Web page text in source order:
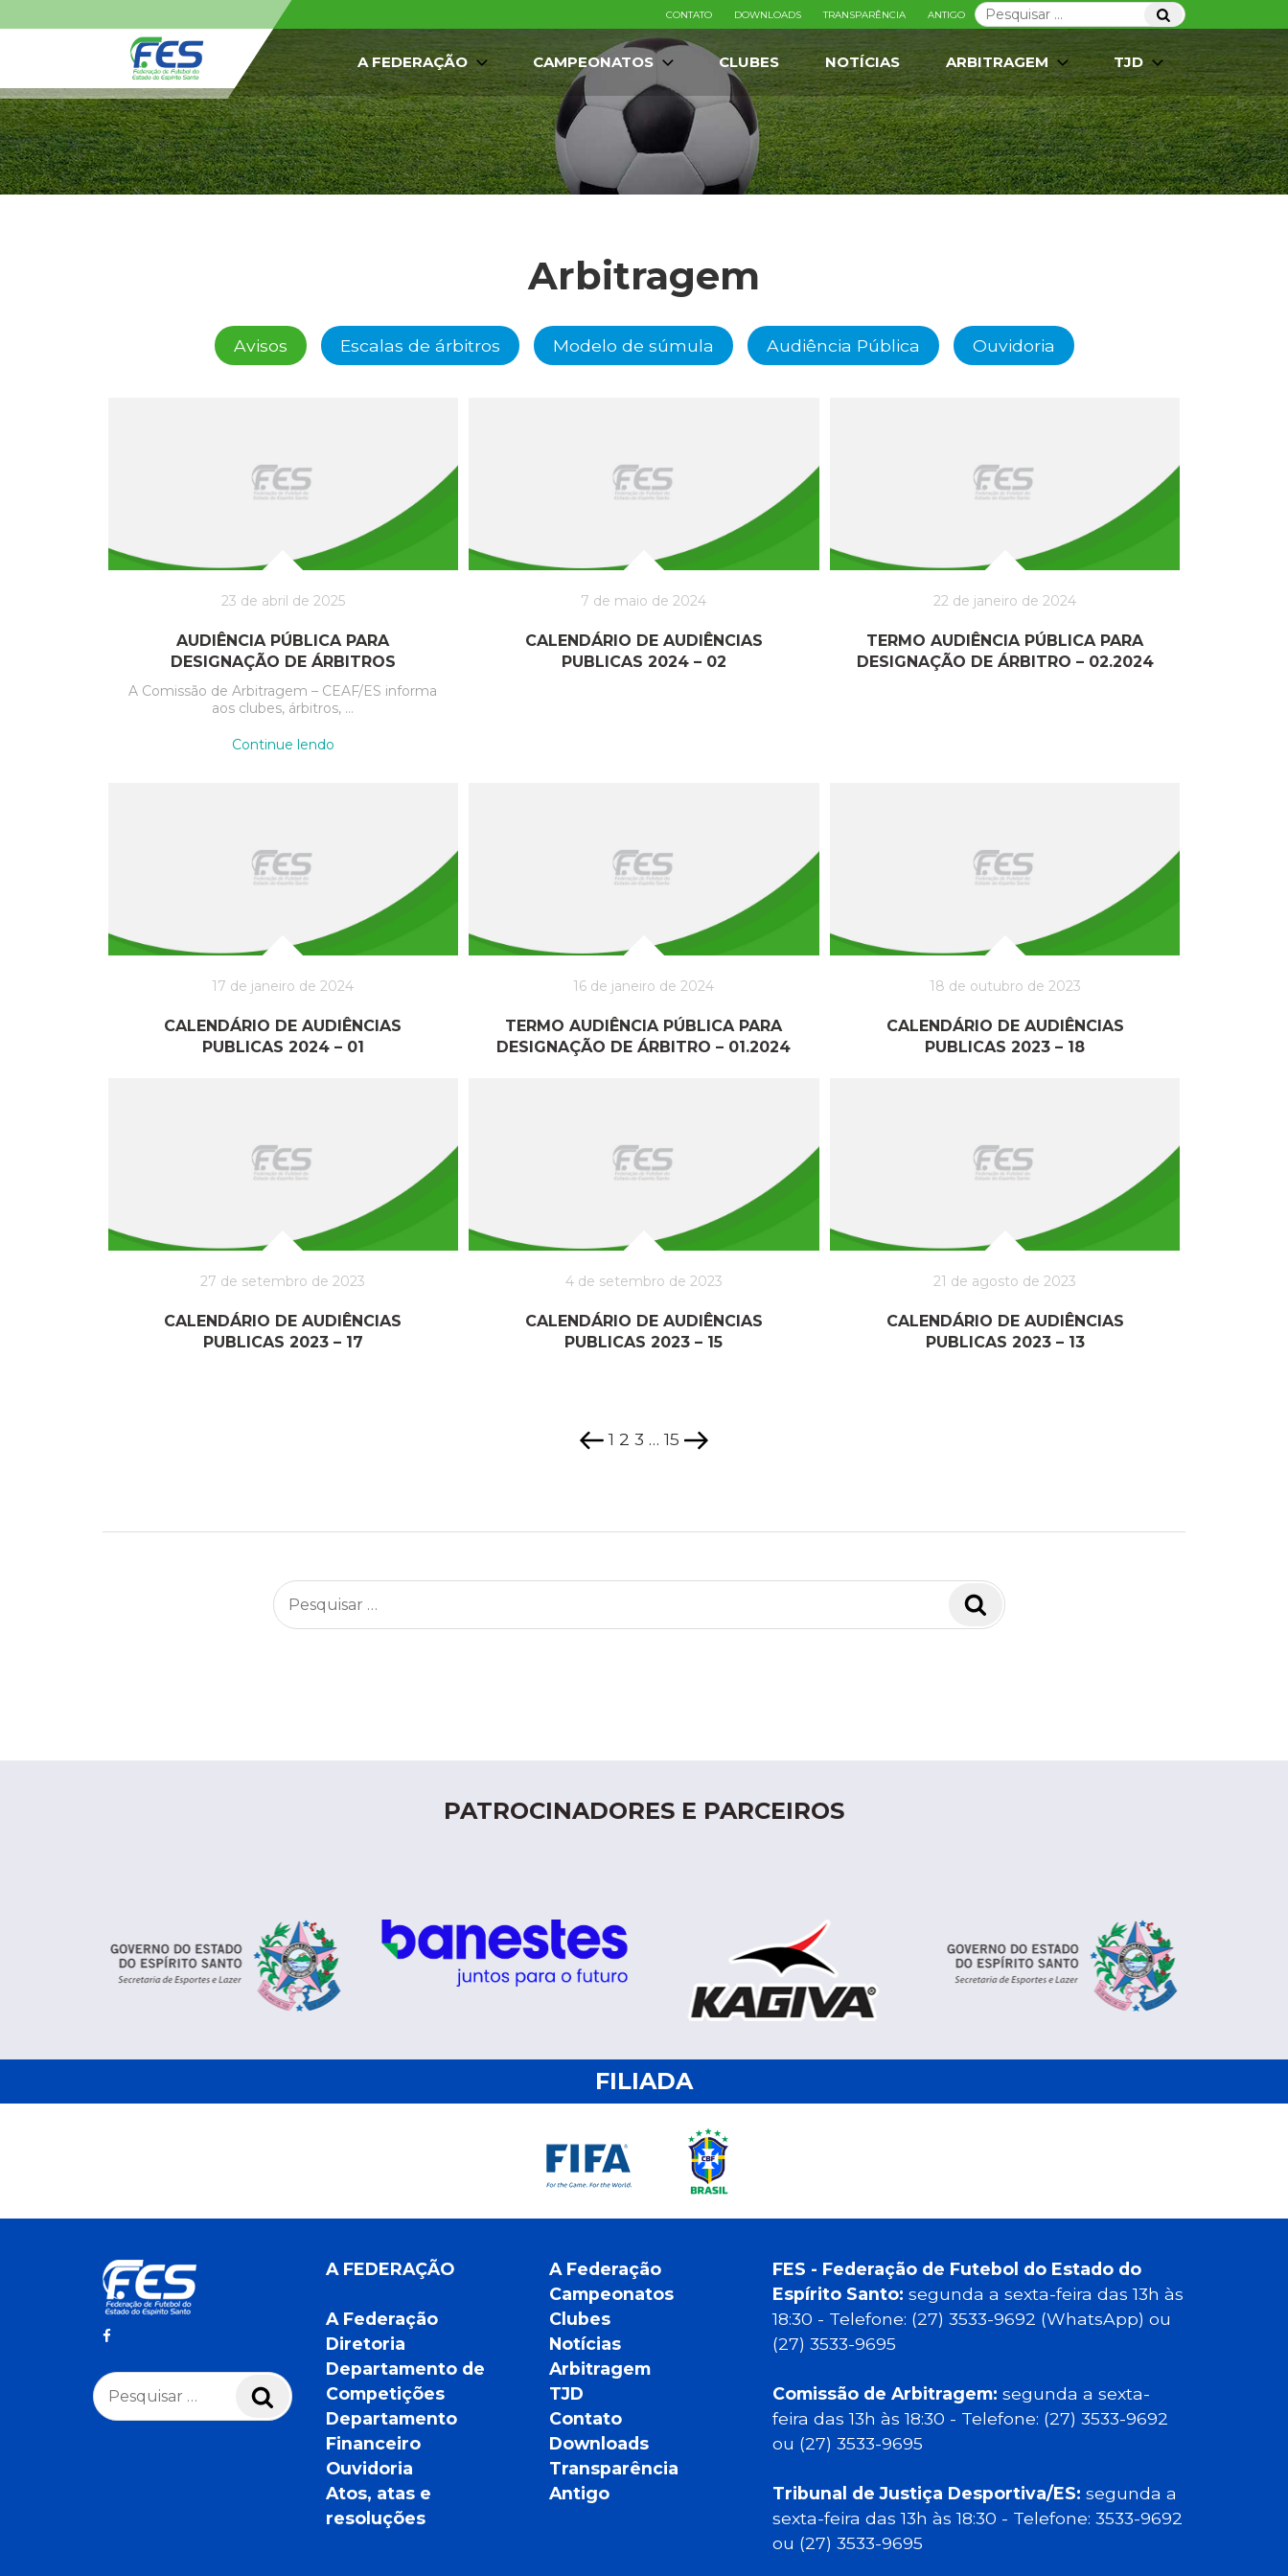
Pesquisar
por:
Pesquisar
CONTATO DOWNLOADS TRANSPARÊNCIA ANTIGO
A FEDERAÇÃO CAMPEONATOS CLUBES NOTÍCIAS ARBITRAGEM TJD
Arbitragem
Avisos Escalas de árbitros Modelo de súmula Audiência Pública Ouvidoria
23 de abril de 2025
AUDIÊNCIA PÚBLICA PARA
DESIGNAÇÃO DE ÁRBITROS
A Comissão de Arbitragem – CEAF/ES informa
aos clubes, árbitros, …
Continue lendo“Audiência
7 de maio de 2024
CALENDÁRIO DE AUDIÊNCIAS
PUBLICAS 2024 – 02
22 de janeiro de 2024
TERMO AUDIÊNCIA PÚBLICA PARA
DESIGNAÇÃO DE ÁRBITRO – 02.2024
17 de janeiro de 2024
CALENDÁRIO DE AUDIÊNCIAS
PUBLICAS 2024 – 01
16 de janeiro de 2024
TERMO AUDIÊNCIA PÚBLICA PARA
DESIGNAÇÃO DE ÁRBITRO – 01.2024
18 de outubro de 2023
CALENDÁRIO DE AUDIÊNCIAS
PUBLICAS 2023 – 18
27 de setembro de 2023
CALENDÁRIO DE AUDIÊNCIAS
PUBLICAS 2023 – 17
4 de setembro de 2023
CALENDÁRIO DE AUDIÊNCIAS
PUBLICAS 2023 – 15
21 de agosto de 2023
CALENDÁRIO DE AUDIÊNCIAS
PUBLICAS 2023 – 13
1 2 3 … 15
Pesquisar
por:
Pesquisar
PATROCINADORES E PARCEIROS
FILIADA
Pesquisar
por:
Pesquisar
A FEDERAÇÃO
A Federação
Diretoria
Departamento de
Competições
Departamento
Financeiro
Ouvidoria
Atos, atas e
resoluções
A Federação
Campeonatos
Clubes
Notícias
Arbitragem
TJD
Contato
Downloads
Transparência
Antigo
FES - Federação de Futebol do Estado do
Espírito Santo: segunda a sexta-feira das 13h às
18:30 - Telefone: (27) 3533-9692 (WhatsApp) ou
(27) 3533-9695
Comissão de Arbitragem: segunda a sexta-
feira das 13h às 18:30 - Telefone: (27) 3533-9692
ou (27) 3533-9695
Tribunal de Justiça Desportiva/ES: segunda a
sexta-feira das 13h às 18:30 - Telefone: 3533-9692
ou (27) 3533-9695